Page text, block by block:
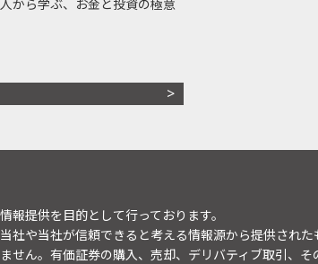
から学ぶ、お金と投資の極意
報提供を目的として行っております。
社や当社が信頼できると考える情報源から提供され
せん。有価証券の購入、売却、デリバティブ取引、